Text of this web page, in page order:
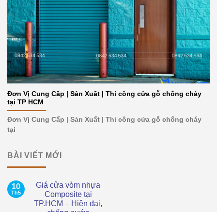
BÀI VIẾT MỚI
10
Th5
Giá cửa vòm nhựa
Composite tại
TP.HCM – Hiện đại,
Đơn Vị Cung Cấp | Sản Xuất | Thi công cửa gỗ chống cháy
tại TP HCM
Đơn Vị Cung Cấp | Sản Xuất | Thi công cửa gỗ chống cháy
tại